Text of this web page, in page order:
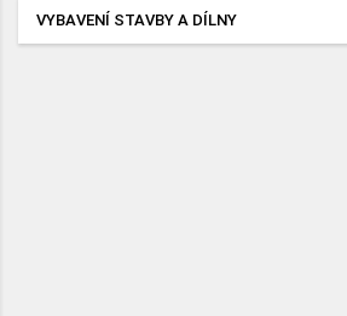
VYBAVENÍ STAVBY A DÍLNY